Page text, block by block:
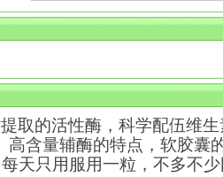
取的活性酶，科学配伍维
高含量辅酶的特点，软胶囊
天只用服用一粒，不多不少